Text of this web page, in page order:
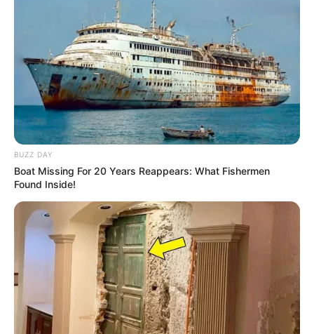
BUZZ DAY
Boat Missing For 20 Years Reappears: What Fishermen
Found Inside!